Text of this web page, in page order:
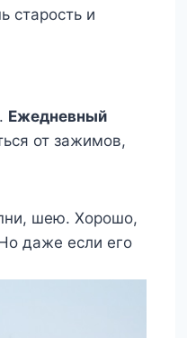
старость и
Ежедневный
от зажимов,
шею. Хорошо,
даже если его